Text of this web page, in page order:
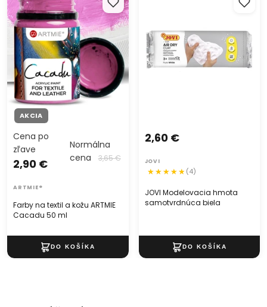
Dokonalý spoločník pre vaše kuchárske umenie - Silikónová
forma kvety 39.5x8x0.4 cm. Táto štýlová a praktická forma
vám umožní jednoducho vytvoriť dokonalé kvetinové tvary
pre vaše dezerty či pečivo. S jej univerzálnymi rozmermi a
odolným materiálom zaručuje jednoduché použitie a ľahké
čistenie. Skrášlite svoje kulinárske kreácie s eleganciou a
precíznosťou, ktoré táto silikónová forma ponúka. Buďte
majstrom kvetinových tvarov vo vašej kuchyni!
Cacadu 50 ml
AKCIA
Farby na textil a kožu ARTMIE
Cacadu 50 ml
Cena po
zľave
2,90 €
Normálna
cena
3,65 €
ARTMIE®
JOVI Modelovacia hmota
samotvrdnúca biela
2,60 €
JOVI
(4)